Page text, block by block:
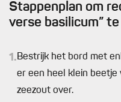
Stappenplan om
verse basilicum”
1.Bestrijk het bord met
er een heel klein beetje
zeezout over.